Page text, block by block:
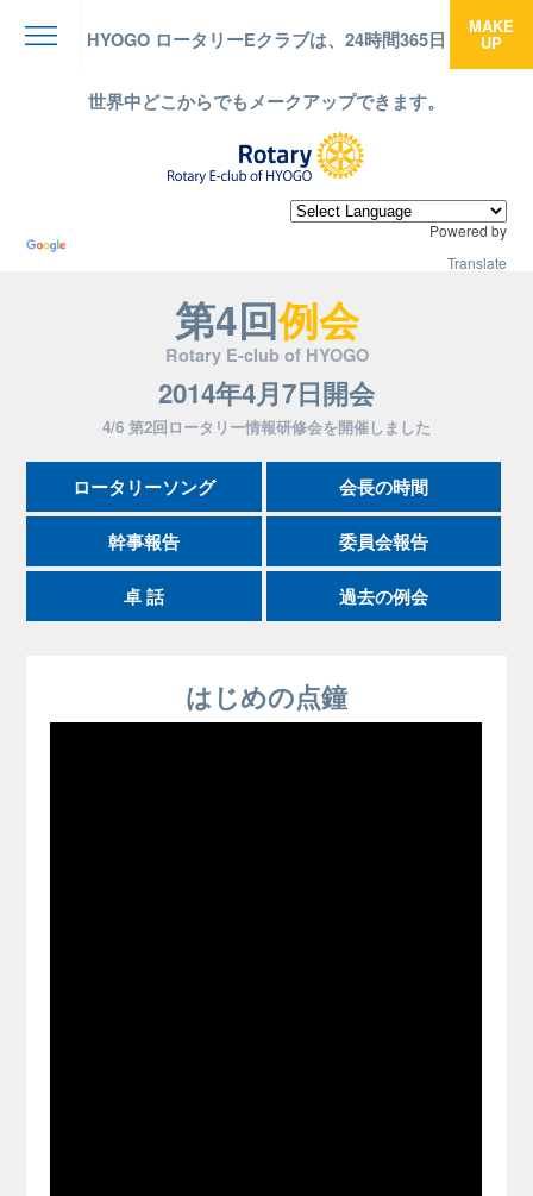
HYOGO ロータリーEクラブは、24時間365日
世界中どこからでもメークアップできます。
MAKE
UP
Powered by
Translate
第4回例会
Rotary E-club of HYOGO
2014年4月7日開会
4/6 第2回ロータリー情報研修会を開催しました
ロータリーソング 会長の時間
幹事報告 委員会報告
卓 話 過去の例会
はじめの点鐘